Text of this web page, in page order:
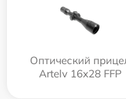
Оптический
Artelv 16x28 FFP